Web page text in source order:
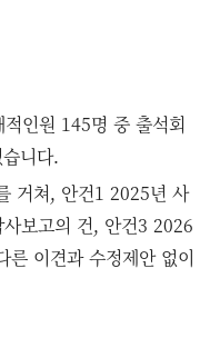
인원 145명 중 출석회
니다.
거쳐, 안건1 2025년 사
보고의 건, 안건3 2026
른 이견과 수정제안 없이